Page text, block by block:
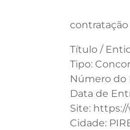
contratação
Título /
Tipo:
Número do
Data de
Site:
Cidade: